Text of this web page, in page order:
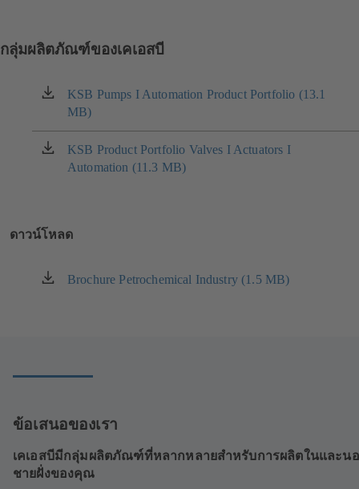
กลุ่มผลิตภัณฑ์ของเคเอสบี
KSB Pumps I Automation Product Portfolio (13.1
MB)
(เปิด
ใน
แท็บ
ใหม่)
KSB Product Portfolio Valves I Actuators I
Automation (11.3 MB)
(เปิด
ใน
ดาวน์โหลด
Brochure Petrochemical Industry (1.5 MB)
(เปิด
ข้อเสนอของเรา
เคเอสบีมีกลุ่มผลิตภัณฑ์ที่หลากหลายสำหรับการผลิตในและน
ชายฝั่งของคุณ